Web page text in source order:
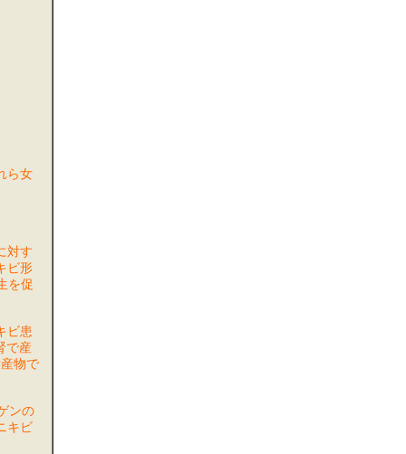
ら女
対す
ビ形
を促
ビ患
で産
物で
ンの
キビ